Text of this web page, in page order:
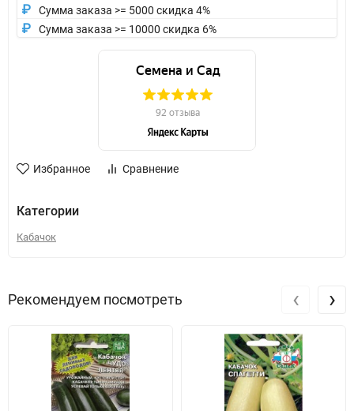
Сумма заказа >= 5000 скидка 4%
Сумма заказа >= 10000 скидка 6%
Избранное Сравнение
Категории
Кабачок
Рекомендуем посмотреть ‹ ›